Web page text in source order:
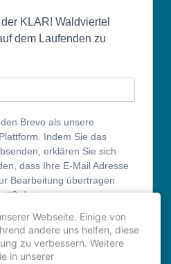
KLAR! Waldviertel
dem Laufenden zu
Brevo als unsere
Indem Sie das
erklären Sie sich
dass Ihre E-Mail Adresse
Bearbeitung übertragen
den
Webseite. Einige von
andere uns helfen, diese
zu verbessern. Weitere
in unserer